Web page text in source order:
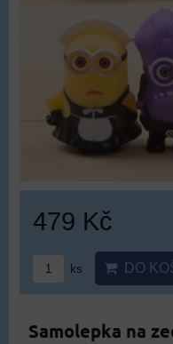
479 Kč
ks DO
Samolepka na